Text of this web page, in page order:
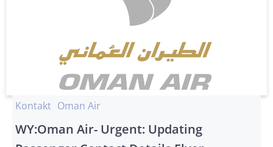
Kontakt Oman Air
WY:Oman Air- Urgent: Updating